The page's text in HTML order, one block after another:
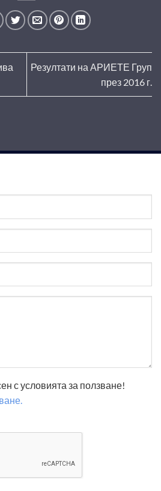
Резултати на АРИЕТЕ Груп
през 2016 г.
с условията за ползване!